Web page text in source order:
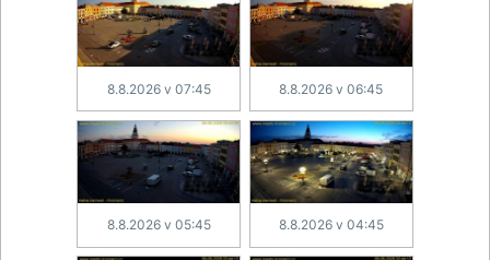
8.8.2026 v 07:45 8.8.2026 v 06:45
8.8.2026 v 05:45 8.8.2026 v 04:45